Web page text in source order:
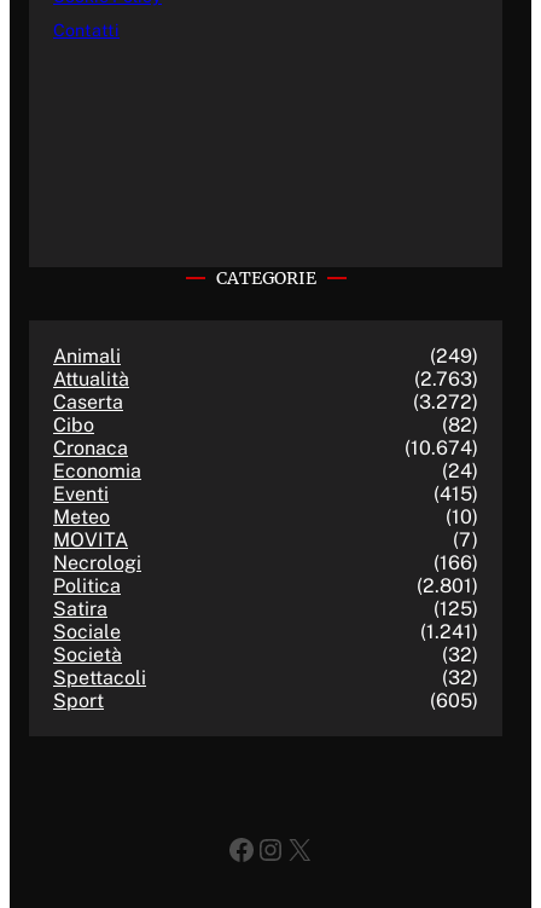
Contatti
CATEGORIE
Animali
(249)
Attualità
(2.763)
Caserta
(3.272)
Cibo
(82)
Cronaca
(10.674)
Economia
(24)
Eventi
(415)
Meteo
(10)
MOVITA
(7)
Necrologi
(166)
Politica
(2.801)
Satira
(125)
Sociale
(1.241)
Società
(32)
Spettacoli
(32)
Sport
(605)
Facebook
Instagram
X